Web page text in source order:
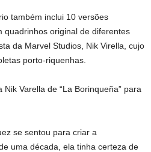
também inclui 10 versões
quadrinhos original de diferentes
da Marvel Studios, Nik Virella, cujo
porto-riquenhas.
Varella de “La Borinqueña” para
se sentou para criar a
uma década, ela tinha certeza de